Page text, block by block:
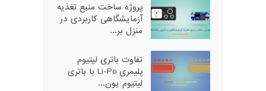
پروژه ساخت منبع تغذیه
آزمایشگاهی کاربردی در
منزل بر...
تفاوت باتری لیتیوم
پلیمری Li-Po با باتری
لیتیوم یون...